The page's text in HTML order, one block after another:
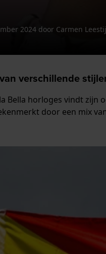
2024 door Carmen
verschillende
Bella horloges vindt zijn
door een mix